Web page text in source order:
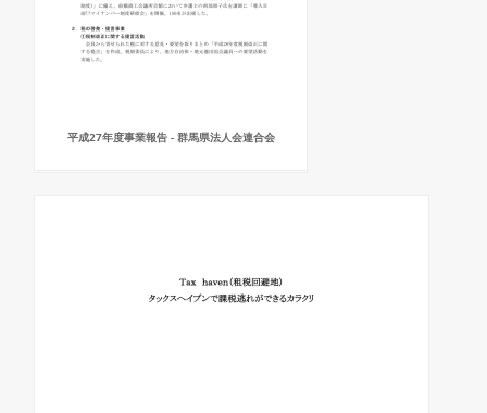
平成27年度事業報告 - 群馬県法人会連合会